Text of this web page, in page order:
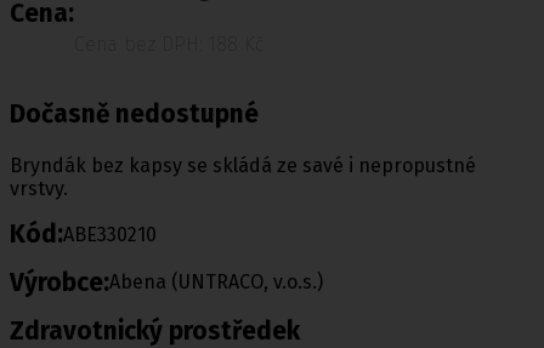
Cena:
Dočasně nedostupné
Bryndák bez kapsy se skládá ze savé i nepropustné
vrstvy.
Kód:ABE330210
Výrobce:Abena (UNTRACO, v.o.s.)
Zdravotnický prostředek